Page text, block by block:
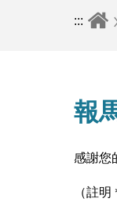
:::
報
感謝您
（註